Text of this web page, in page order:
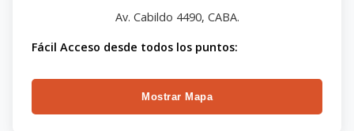
Av. Cabildo 4490, CABA.
Fácil Acceso desde todos los puntos:
Mostrar Mapa